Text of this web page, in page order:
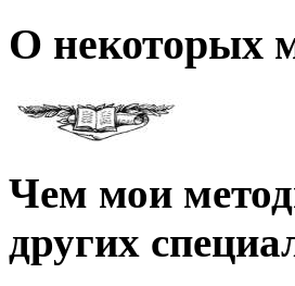
О некоторых
Чем мои
других